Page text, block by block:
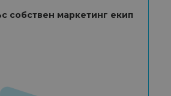
собствен маркетинг екип